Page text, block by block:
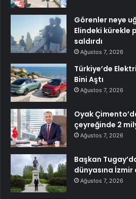
Görenler neye
Elindeki
saldırdı
Ağustos 7, 2026
Türkiye’de
Bini Aştı
Ağustos 7, 2026
Oyak
çeyreğinde 2
Ağustos 7, 2026
Başkan
dünyasına
Ağustos 7, 2026